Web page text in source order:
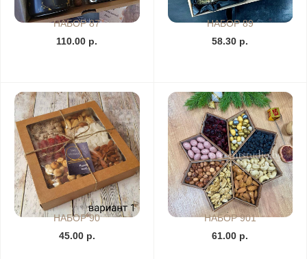
НАБОР 87
110.00 р.
НАБОР 89
58.30 р.
НАБОР 90
45.00 р.
НАБОР 901
61.00 р.